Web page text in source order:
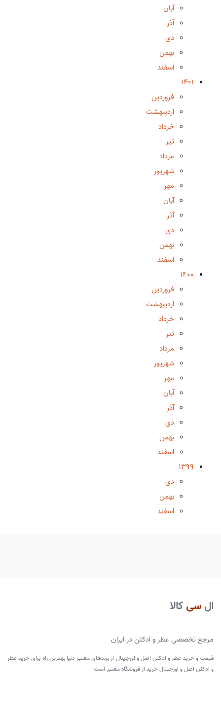
آبان
آذر
دی
بهمن
اسفند
1401
فروردین
اردیبهشت
خرداد
تیر
مرداد
شهریور
مهر
آبان
آذر
دی
بهمن
اسفند
1400
فروردین
اردیبهشت
خرداد
تیر
مرداد
شهریور
مهر
آبان
آذر
دی
بهمن
اسفند
1399
دی
بهمن
اسفند
ال سی کالا
مرجع تخصصی عطر و ادکلن در ایران
قیمت و خرید عطر و ادکلن اصل و اورجینال از برندهای معتبر دنیا بهترین راه برای خرید عطر
و ادکلن اصل و اورجینال خرید از فروشگاه معتبر است